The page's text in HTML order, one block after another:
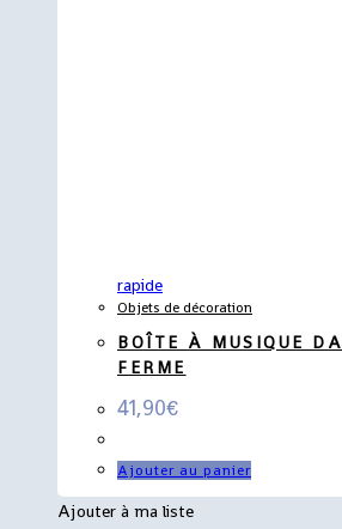
rapide
Objets de décoration
BOÎTE À MUSIQUE
FERME
41,90€
Ajouter au panier
Ajouter à ma liste